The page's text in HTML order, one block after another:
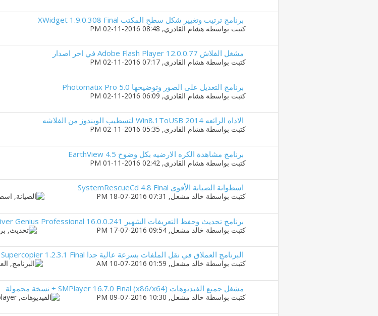
برنامج ترتيب وتغيير شكل سطح المكتب XWidget 1.9.0.308 Final
كتبت بواسطة هشام القادري‏, 02-11-2016 08:48 PM
مشغل الفلاش Adobe Flash Player 12.0.0.77 في اخر اصدار
كتبت بواسطة هشام القادري‏, 02-11-2016 07:17 PM
برنامج التعديل على الصور وتوضيحها Photomatix Pro 5.0
كتبت بواسطة هشام القادري‏, 02-11-2016 06:09 PM
الاداه الرائعه Win8.1ToUSB 2014 لتسطيب الويندوز من الفلاشه
كتبت بواسطة هشام القادري‏, 02-11-2016 05:35 PM
برنامج مشاهدة الكره الارضيه بكل وضوح EarthView 4.5
كتبت بواسطة هشام القادري‏, 01-11-2016 02:42 PM
اسطوانة الصيانة الأقوى SystemRescueCd 4.8 Final
كتبت بواسطة خالد مشعل‏, 18-07-2016 07:31 PM
برنامج تحديث وحفظ التعريفات الشهير Driver Genius Professional 16.0.0.241
كتبت بواسطة خالد مشعل‏, 17-07-2016 09:54 PM
البرنامج العملاق في نقل الملفات بسرعة عالية جدا Supercopier 1.2.3.1 Final
كتبت بواسطة خالد مشعل‏, 10-07-2016 01:59 AM
مشغل جميع الفيديوهات SMPlayer 16.7.0 Final (x86/x64) + نسخة محمولة
كتبت بواسطة خالد مشعل‏, 09-07-2016 10:30 PM